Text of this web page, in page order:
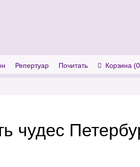
Репертуар Почитать Корзина (0
чудес